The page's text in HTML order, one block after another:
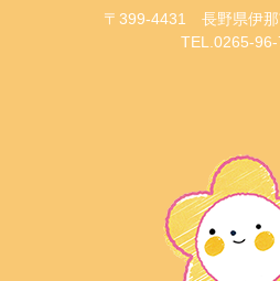
〒399-4431 長野県伊那
TEL.0265-